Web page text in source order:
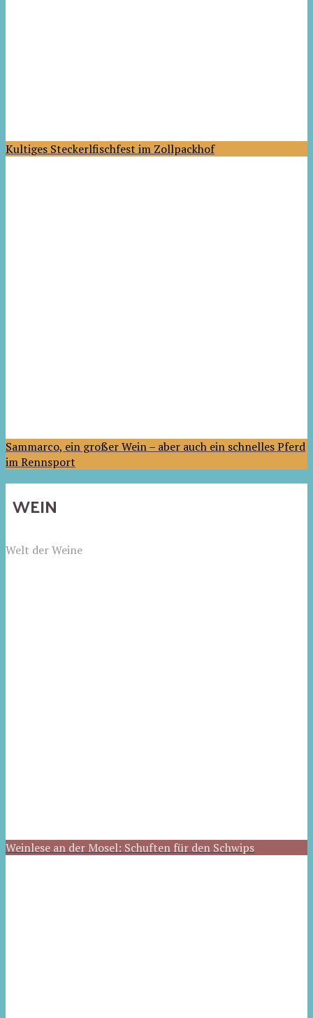
Kultiges Steckerlfischfest im Zollpackhof
Sammarco, ein großer Wein – aber auch ein schnelles Pferd
im Rennsport
WEIN
Welt der Weine
Weinlese an der Mosel: Schuften für den Schwips